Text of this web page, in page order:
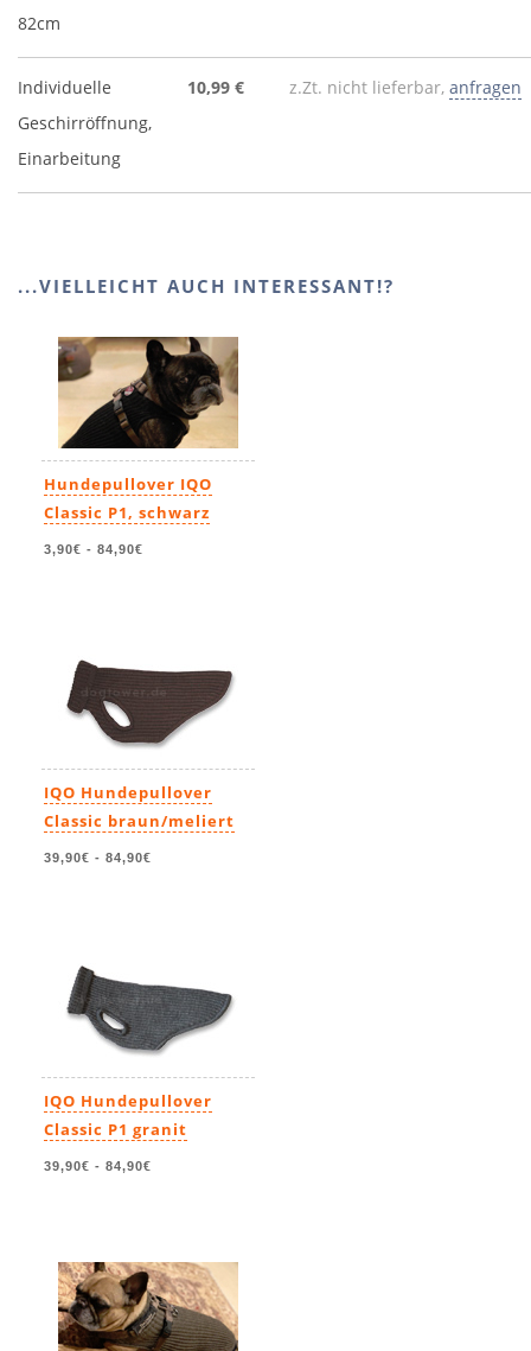
82cm
Individuelle
Geschirröffnung,
Einarbeitung
10,99 € z.Zt. nicht lieferbar, anfragen
...VIELLEICHT AUCH INTERESSANT!?
Hundepullover IQO
Classic P1, schwarz
3,90€ - 84,90€
IQO Hundepullover
Classic braun/meliert
39,90€ - 84,90€
IQO Hundepullover
Classic P1 granit
39,90€ - 84,90€